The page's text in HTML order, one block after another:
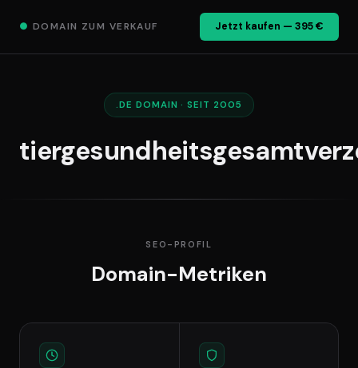
● DOMAIN ZUM VERKAUF Jetzt kaufen — 395 €
.DE DOMAIN · SEIT 2005
SEO-PROFIL
Domain-Metriken